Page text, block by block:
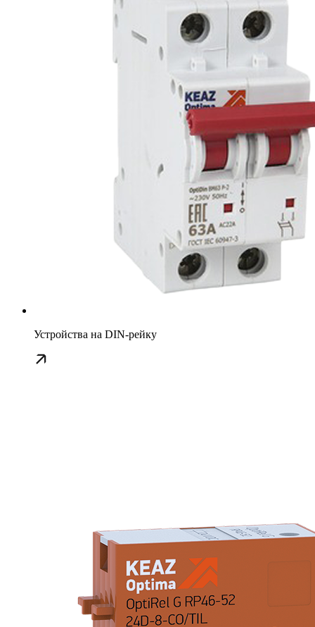
Устройства на DIN-рейку